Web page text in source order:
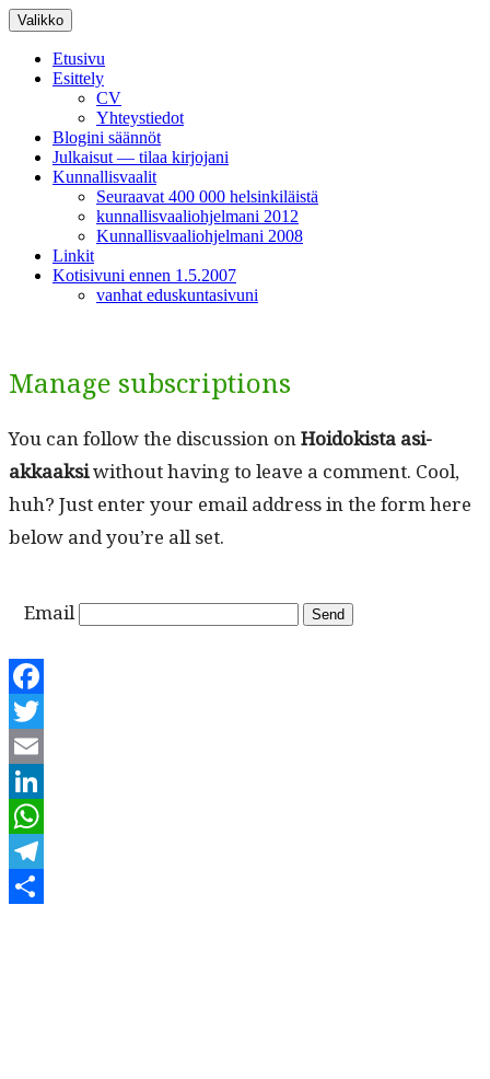
Siirry
sisältöön
Valikko
Etusivu
Esittely
CV
Yhteystiedot
Blogini säännöt
Julkaisut — tilaa kirjojani
Kunnallisvaalit
Seuraavat 400 000 helsinkiläistä
kunnallisvaaliohjelmani 2012
Kunnallisvaaliohjelmani 2008
Linkit
Kotisivuni ennen 1.5.2007
vanhat eduskuntasivuni
Manage subscriptions
You can fol­low the dis­cus­sion onHoidok­ista asi­
akkaak­siwith­out hav­ing to leave a com­ment. Cool,
huh? Just enter your email address in the form here
below and you’re all set.
Email
Facebook
Twitter
Email
LinkedIn
WhatsApp
Telegram